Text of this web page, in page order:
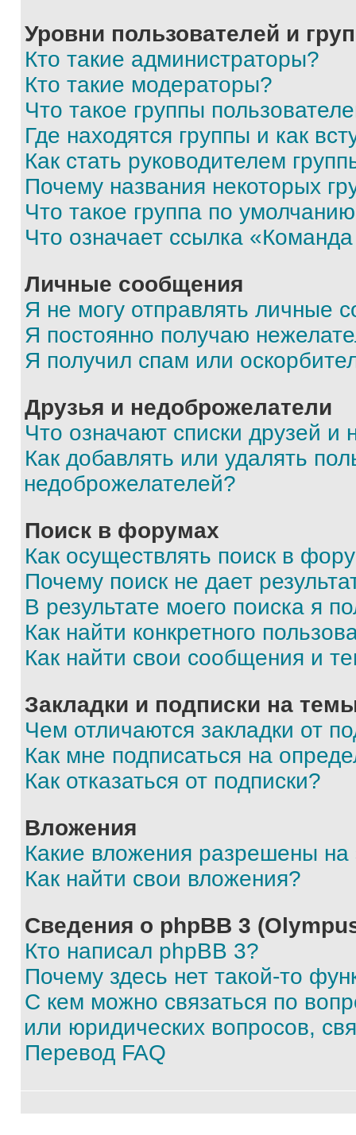
Уровни пользователей и
Кто такие администраторы?
Кто такие модераторы?
Что такое группы
Где находятся группы и как
Как стать руководителем
Почему названия некоторых
Что такое группа по
Что означает ссылка
Личные сообщения
Я не могу отправлять личные
Я постоянно получаю
Я получил спам или
Друзья и недоброжелатели
Что означают списки друзей и
Как добавлять или удалять
недоброжелателей?
Поиск в форумах
Как осуществлять поиск в
Почему поиск не дает
В результате моего поиска я
Как найти конкретного
Как найти свои сообщения и
Закладки и подписки на
Чем отличаются закладки от
Как мне подписаться на
Как отказаться от подписки?
Вложения
Какие вложения разрешены
Как найти свои вложения?
Сведения о phpBB 3
Кто написал phpBB 3?
Почему здесь нет такой-то
С кем можно связаться по
или юридических вопросов,
Перевод FAQ